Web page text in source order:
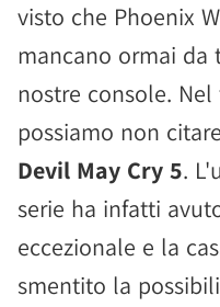
visto che Phoenix
mancano ormai
nostre console.
possiamo non
Devil May Cry 5.
serie ha infatti
eccezionale e la
smentito la